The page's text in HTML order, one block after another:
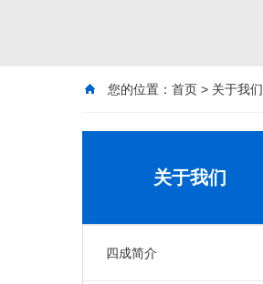
您的位置： 首页 > 关于我们
关于我们
四成简介